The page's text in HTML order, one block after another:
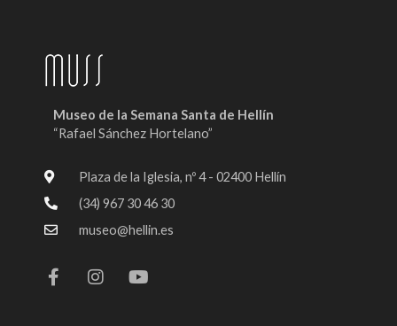
Museo de la Semana Santa de Hellín
“Rafael Sánchez Hortelano”
Plaza de la Iglesia, nº 4 - 02400 Hellín
(34) 967 30 46 30
museo@hellin.es
a
c
n
s
o
u